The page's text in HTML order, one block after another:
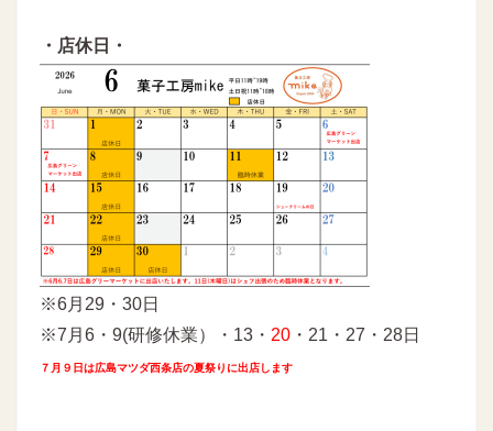
・店休日・
※6月29・30日
※7月6・9(研修休業）・13・ 20 ・21・27・28日
７月９日は広島マツダ西条店の夏祭りに出店します